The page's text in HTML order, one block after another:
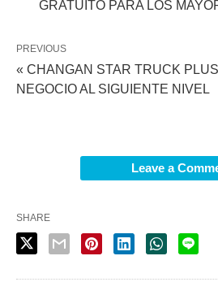
GRATUITO PARA LOS
PREVIOUS
« CHANGAN STAR TRUCK
NEGOCIO AL SIGUIENTE NIVEL
Leave a
SHARE